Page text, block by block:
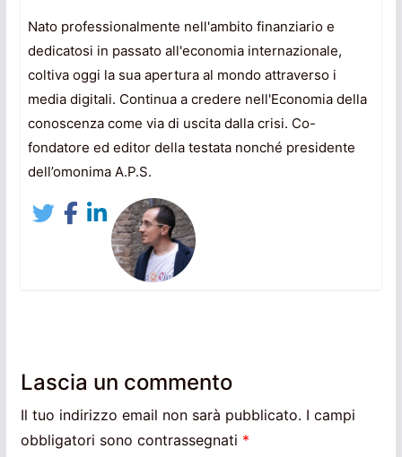
Nato professionalmente nell'ambito finanziario e
dedicatosi in passato all'economia internazionale,
coltiva oggi la sua apertura al mondo attraverso i
media digitali. Continua a credere nell'Economia della
conoscenza come via di uscita dalla crisi. Co-
fondatore ed editor della testata nonché presidente
dell’omonima A.P.S.
Lascia un commento
Il tuo indirizzo email non sarà pubblicato. I campi
obbligatori sono contrassegnati *